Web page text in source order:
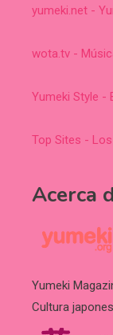
yumeki.net -
wota.tv -
Yumeki Style -
Top Sites -
Acerca
Yumeki
Cultura